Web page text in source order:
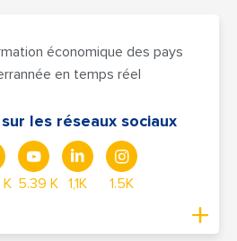
économique des pays
en temps réel
les réseaux sociaux
K 5.39 K 1,1K 1.5K